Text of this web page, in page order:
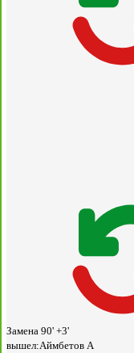
Замена 90' +3'
вышел:Аймбетов А